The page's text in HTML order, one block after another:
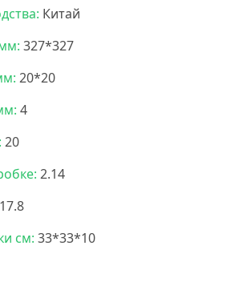
Китай
327*327
20*20
4
20
2.14
17.8
см: 33*33*10